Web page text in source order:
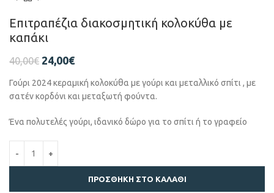
Επιτραπέζια διακοσμητική κολοκύθα με
καπάκι
40,00€ 24,00€
Γούρι 2024 κεραμική κολοκύθα με γούρι και μεταλλικό σπίτι , με
σατέν κορδόνι και μεταξωτή φούντα.
Ένα πολυτελές γούρι, ιδανικό δώρο για το σπίτι ή το γραφείο
ΠΡΟΣΘΉΚΗ ΣΤΟ ΚΑΛΆΘΙ